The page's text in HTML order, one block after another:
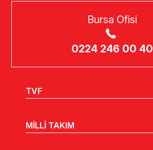
Bursa Ofisi
0224 246 00 40
TVF
MİLLİ TAKIM